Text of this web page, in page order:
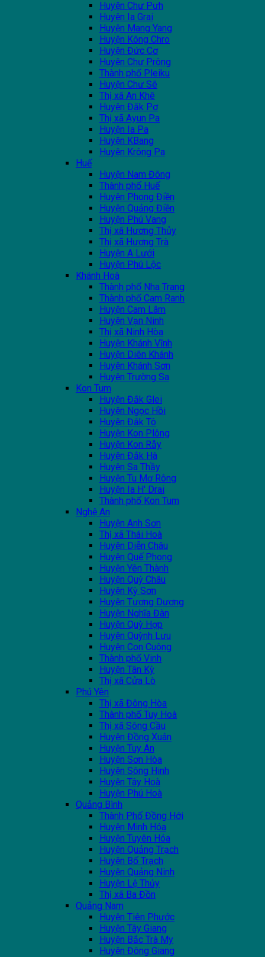
Huyện Chư Pưh
Huyện Ia Grai
Huyện Mang Yang
Huyện Kông Chro
Huyện Đức Cơ
Huyện Chư Prông
Thành phố Pleiku
Huyện Chư Sê
Thị xã An Khê
Huyện Đăk Pơ
Thị xã Ayun Pa
Huyện Ia Pa
Huyện KBang
Huyện Krông Pa
Huế
Huyện Nam Đông
Thành phố Huế
Huyện Phong Điền
Huyện Quảng Điền
Huyện Phú Vang
Thị xã Hương Thủy
Thị xã Hương Trà
Huyện A Lưới
Huyện Phú Lộc
Khánh Hoà
Thành phố Nha Trang
Thành phố Cam Ranh
Huyện Cam Lâm
Huyện Vạn Ninh
Thị xã Ninh Hòa
Huyện Khánh Vĩnh
Huyện Diên Khánh
Huyện Khánh Sơn
Huyện Trường Sa
Kon Tum
Huyện Đắk Glei
Huyện Ngọc Hồi
Huyện Đắk Tô
Huyện Kon Plông
Huyện Kon Rẫy
Huyện Đắk Hà
Huyện Sa Thầy
Huyện Tu Mơ Rông
Huyện Ia H' Drai
Thành phố Kon Tum
Nghệ An
Huyện Anh Sơn
Thị xã Thái Hoà
Huyện Diễn Châu
Huyện Quế Phong
Huyện Yên Thành
Huyện Quỳ Châu
Huyện Kỳ Sơn
Huyện Tương Dương
Huyện Nghĩa Đàn
Huyện Quỳ Hợp
Huyện Quỳnh Lưu
Huyện Con Cuông
Thành phố Vinh
Huyện Tân Kỳ
Thị xã Cửa Lò
Phú Yên
Thị xã Đông Hòa
Thành phố Tuy Hoà
Thị xã Sông Cầu
Huyện Đồng Xuân
Huyện Tuy An
Huyện Sơn Hòa
Huyện Sông Hinh
Huyện Tây Hoà
Huyện Phú Hoà
Quảng Bình
Thành Phố Đồng Hới
Huyện Minh Hóa
Huyện Tuyên Hóa
Huyện Quảng Trạch
Huyện Bố Trạch
Huyện Quảng Ninh
Huyện Lệ Thủy
Thị xã Ba Đồn
Quảng Nam
Huyện Tiên Phước
Huyện Tây Giang
Huyện Bắc Trà My
Huyện Đông Giang